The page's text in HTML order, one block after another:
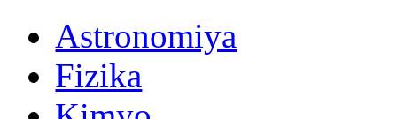
Astronomiya
Fizika